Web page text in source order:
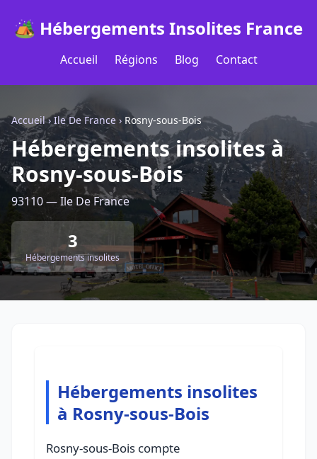
🏕️ Hébergements Insolites France
Accueil Régions Blog Contact
Accueil›Ile De France › Rosny-sous-Bois
Hébergements insolites à
Rosny-sous-Bois
93110 — Ile De France
3
Hébergements insolites
Hébergements insolites
à Rosny-sous-Bois
Rosny-sous-Bois compte